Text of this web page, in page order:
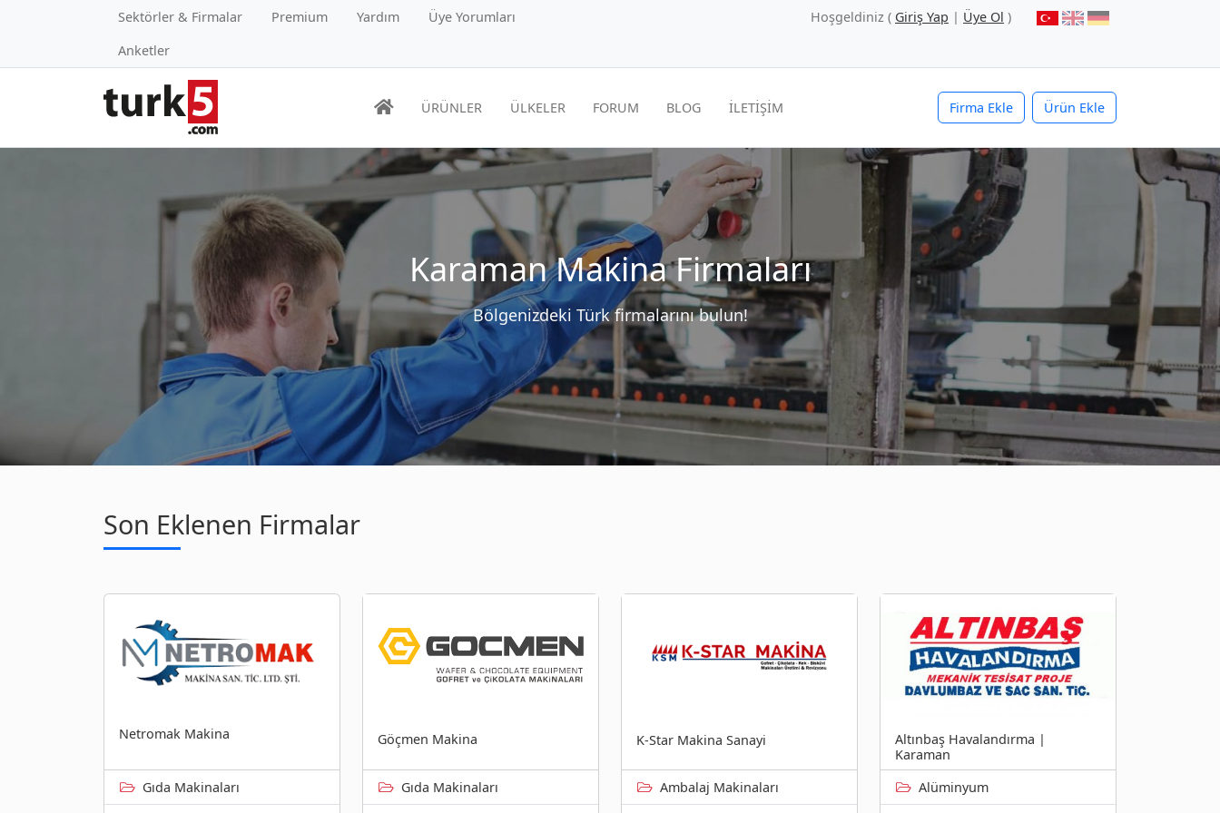
Sektörler & Firmalar Premium Yardım
Üye Yorumları
Anketler
Hoşgeldiniz ( Giriş Yap | Üye Ol )
Firma Ekle Ürün Ekle
ÜRÜNLER ÜLKELER FORUM BLOG İLETİŞİM
Karaman Makina Firmaları
Bölgenizdeki Türk firmalarını bulun!
Son Eklenen Firmalar
Netromak Makina
Gıda Makinaları
Göçmen Makina
Gıda Makinaları
K-Star Makina Sanayi
Ambalaj Makinaları
Altınbaş Havalandırma |
Karaman
Alüminyum